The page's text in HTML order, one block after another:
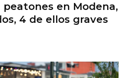
en Modena,
4 de ellos graves